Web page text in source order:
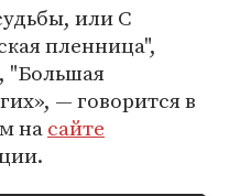
или С
пленница",
"Большая
— говорится в
насайте